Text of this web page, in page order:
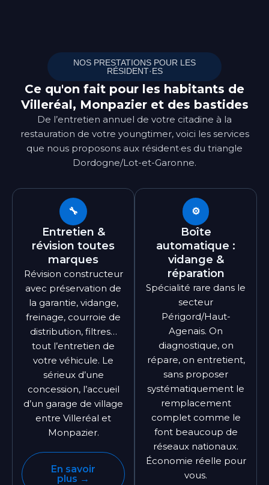
NOS PRESTATIONS POUR LES
RÉSIDENT·ES
Ce qu'on fait pour les habitants de
Villeréal, Monpazier et des bastides
De l’entretien annuel de votre citadine à la
restauration de votre youngtimer, voici les services
que nous proposons aux résident·es du triangle
Dordogne/Lot-et-Garonne.
🔧
Entretien &
révision toutes
marques
Révision constructeur
avec préservation de
la garantie, vidange,
freinage, courroie de
distribution, filtres…
tout l’entretien de
votre véhicule. Le
sérieux d’une
concession, l’accueil
d’un garage de village
entre Villeréal et
Monpazier.
En savoir
plus →
⚙️
Boîte
automatique :
vidange &
réparation
Spécialité rare dans le
secteur
Périgord/Haut-
Agenais. On
diagnostique, on
répare, on entretient,
sans proposer
systématiquement le
remplacement
complet comme le
font beaucoup de
réseaux nationaux.
Économie réelle pour
vous.